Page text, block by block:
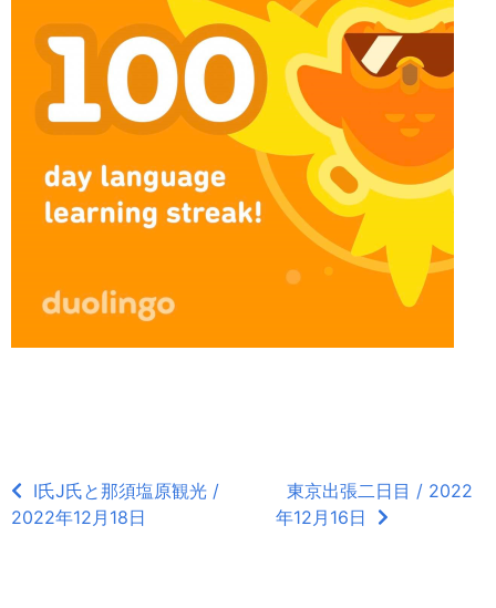
I氏J氏と那須塩原観光 /
2022年12月18日
東京出張二日目 / 2022
年12月16日